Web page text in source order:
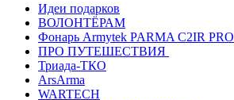
Идеи подарков
ВОЛОНТЁРАМ
Фонарь Armytek PARMA C2IR PRO
ПРО ПУТЕШЕСТВИЯ
Триада-ТКО
ArsArma
WARTECH